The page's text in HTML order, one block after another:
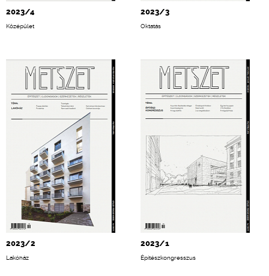
2023/4
Középület
2023/3
Oktatás
2023/2
Lakóház
2023/1
Építészkongresszus